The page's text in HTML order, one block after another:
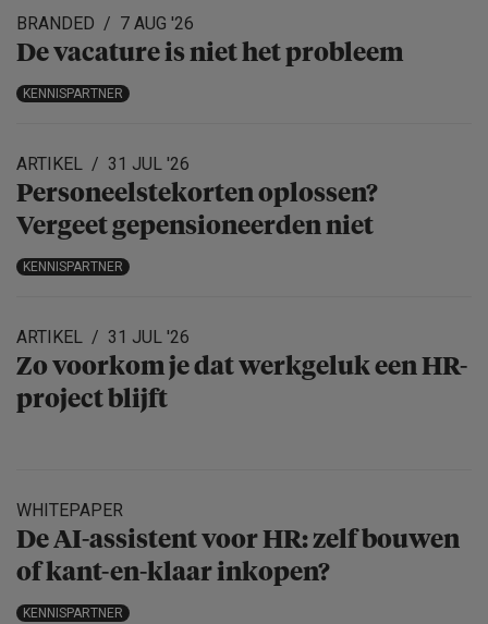
BRANDED 7 AUG '26
De vacature is niet het probleem
KENNISPARTNER
ARTIKEL 31 JUL '26
Personeels­te­korten oplossen?
Vergeet gepensio­neerden niet
KENNISPARTNER
ARTIKEL 31 JUL '26
Zo voorkom je dat werkgeluk een HR-
project blijft
WHITEPAPER
De AI-assistent voor HR: zelf bouwen
of kant-en-klaar inkopen?
KENNISPARTNER